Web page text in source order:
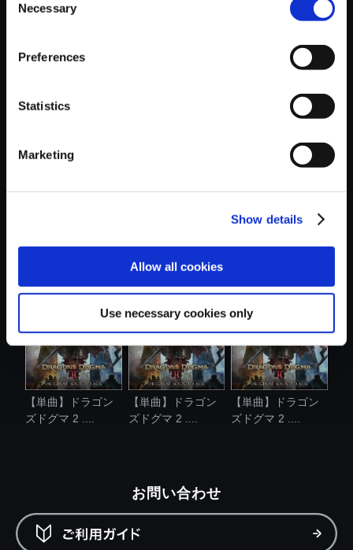
Selection
Necessary
Preferences
Statistics
Marketing
Show details
Allow all cookies
Use necessary cookies only
【単曲】ドラゴン
【単曲】ドラゴン
ズドグマ 2 ....
【単曲】ドラゴン
【単曲】ドラゴン
ズドグマ 2 ....
【単曲】ドラゴン
ズドグマ 2 ....
【単曲】ドラゴン
ズドグマ 2 ....
お問い合わせ